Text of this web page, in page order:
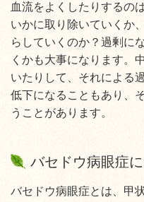
血流をよくしたりするの
いかに取り除いていくか
らしていくのか？過剰に
くかも大事になります。
いたりして、それによる
低下になることもあり、
うことがあります。
バセドウ病眼症
バセドウ病眼症とは、甲